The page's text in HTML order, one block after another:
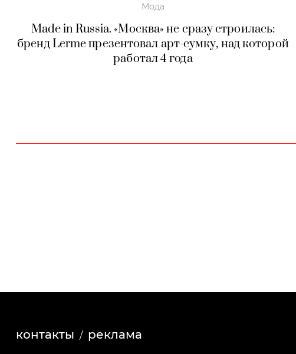
Мода
Made in Russia. «Москва» не сразу строилась:
бренд Lerme презентовал арт-сумку, над которой
работал 4 года
контакты реклама